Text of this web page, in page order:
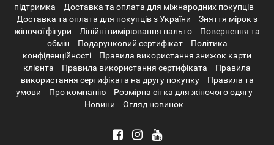
підтримка
Доставка та оплата для міжнародних покупців
Доставка та оплата для покупців з України
Зняття мірок з
жіночої фігури
Лінійні вимірювання пальто
Повернення та
обмін
Подарунковий сертифікат
Політика
конфіденційності
Правила використання знижок карти
клієнта
Правила використання сертифіката
Правила
використання сертифіката на другу покупку
Правила та
умови
Про компанію
Розмірна сітка для жіночого одягу
Новини
Огляд новинок